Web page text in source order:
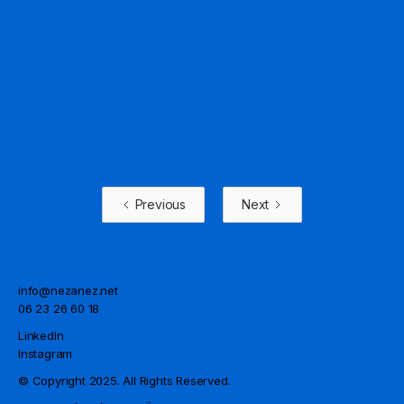
Previous Next
info@nezanez.net
06 23 26 60 18
LinkedIn
Instagram
© Copyright 2025. All Rights Reserved.